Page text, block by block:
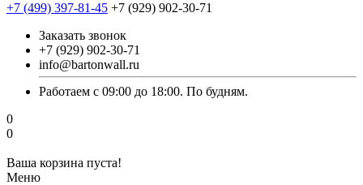
+7 (499) 397-81-45 +7 (929) 902-30-71
Заказать звонок
+7 (929) 902-30-71
info@bartonwall.ru
Работаем с 09:00 до 18:00. По будням.
0
0
Ваша корзина пуста!
Меню